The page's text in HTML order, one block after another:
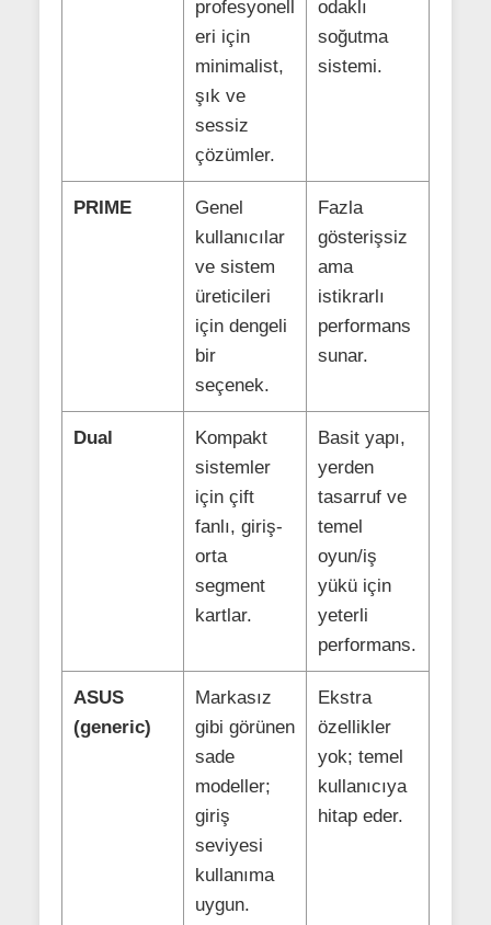
profesyonell
eri için
minimalist,
şık ve
sessiz
çözümler.
odaklı
soğutma
sistemi.
PRIME
Genel
kullanıcılar
ve sistem
üreticileri
için dengeli
bir
seçenek.
Fazla
gösterişsiz
ama
istikrarlı
performans
sunar.
Dual
Kompakt
sistemler
için çift
fanlı, giriş-
orta
segment
kartlar.
Basit yapı,
yerden
tasarruf ve
temel
oyun/iş
yükü için
yeterli
performans.
ASUS
(generic)
Markasız
gibi görünen
sade
modeller;
giriş
seviyesi
kullanıma
uygun.
Ekstra
özellikler
yok; temel
kullanıcıya
hitap eder.